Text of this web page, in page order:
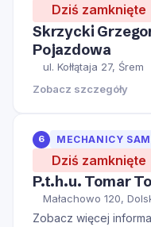
Dziś zamknięte
Skrzycki
Pojazdowa
ul. Kołłątaja 27, Śrem
Zobacz szczegóły
6 MECHANICY
Dziś zamknięte
P.t.h.u. Tomar
Małachowo 120,
Zobacz więcej